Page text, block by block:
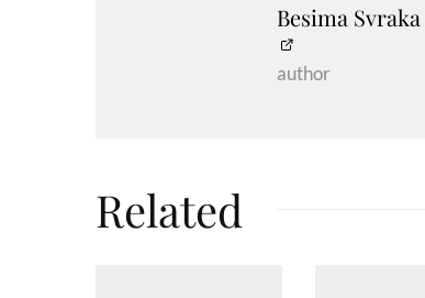
Besima Svraka
author
Related